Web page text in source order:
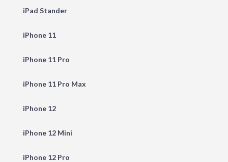
iPad Stander
iPhone 11
iPhone 11 Pro
iPhone 11 Pro Max
iPhone 12
iPhone 12 Mini
iPhone 12 Pro